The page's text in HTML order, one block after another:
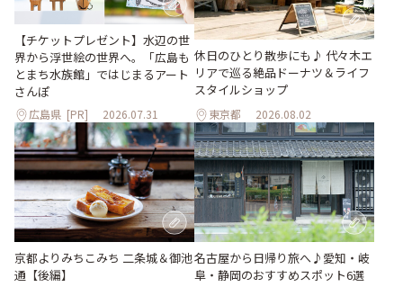
【チケットプレゼント】水辺の世
界から浮世絵の世界へ。「広島も
とまち水族館」ではじまるアート
さんぽ
広島県 [PR] 2026.07.31
休日のひとり散歩にも♪ 代々木エ
リアで巡る絶品ドーナツ＆ライフ
スタイルショップ
東京都 2026.08.02
京都よりみちこみち 二条城＆御池
通【後編】
名古屋から日帰り旅へ♪愛知・岐
阜・静岡のおすすめスポット6選